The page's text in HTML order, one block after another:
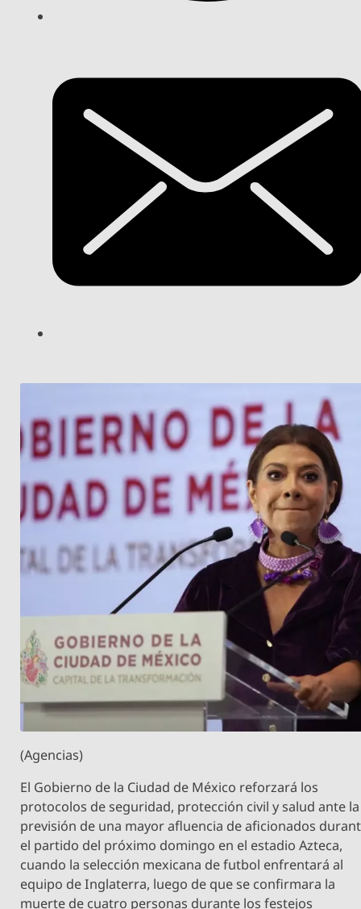
(Agencias)
El Gobierno de la Ciudad de México reforzará los
protocolos de seguridad, protección civil y salud ante la
previsión de una mayor afluencia de aficionados
el partido del próximo domingo en el estadio Azteca,
cuando la selección mexicana de futbol enfrentará al
equipo de Inglaterra, luego de que se confirmara la
muerte de cuatro personas durante los festejos